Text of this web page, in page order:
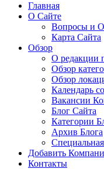
Главная
О Сайте
Вопросы и
Карта Сайта
Обзор
О редакции
Обзор
Обзор
Календарь
Вакансии
Блог Сайта
Категории
Архив Блога
Добавить
Контакты